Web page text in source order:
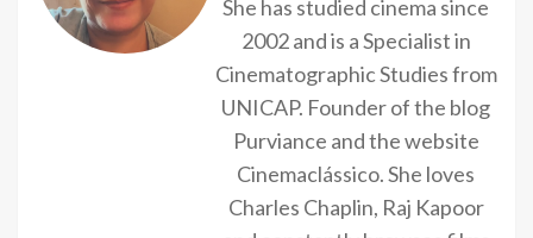
She has studied cinema since
2002 and is a Specialist in
Cinematographic Studies from
UNICAP. Founder of the blog
Purviance and the website
Cinemaclássico. She loves
Charles Chaplin, Raj Kapoor